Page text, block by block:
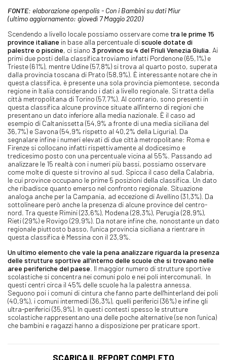
FONTE: elaborazione openpolis - Con i Bambini su dati Miur
(ultimo aggiornamento: giovedì 7 Maggio 2020)
Scendendo a livello locale possiamo osservare come tra le prime 15
province italiane in base alla percentuale discuole dotate di
palestre o piscine, ci siano 3 province su 4 del Friuli Venezia Giulia . Ai
primi due posti della classifica troviamo infatti Pordenone (65,1%) e
Trieste (61%), mentre Udine (57,8%) si trova al quarto posto, superata
dalla provincia toscana di Prato (58,9%). È interessante notare che in
questa classifica, è presente una sola provincia piemontese, seconda
regione in Italia considerando i dati a livello regionale. Si tratta della
città metropolitana di Torino (57,7%). Al contrario, sono presenti in
questa classifica alcune province situate all'interno di regioni che
presentano un dato inferiore alla media nazionale. È il caso ad
esempio di Caltanissetta (54,9% a fronte di una media siciliana del
36,7%) e Savona (54,9% rispetto al 40,2% della Liguria). Da
segnalare infine i numeri elevati di due città metropolitane: Roma e
Firenze si collocano infatti rispettivamente al dodicesimo e
tredicesimo posto con una percentuale vicina al 55%. Passando ad
analizzare le 15 realtà con i numeri più bassi, possiamo osservare
come molte di queste si trovino al sud. Spicca il caso della Calabria,
le cui province occupano le prime 5 posizioni della classifica. Un dato
che ribadisce quanto emerso nel confronto regionale. Situazione
analoga anche per la Campania, ad eccezione di Avellino (31,3%). Da
sottolineare però anche la presenza di alcune province del centro-
nord. Tra queste Rimini (23,6%), Modena (28,3%), Perugia (28,9%),
Rieti (29%) e Rovigo (29,9%). Da notare infine che, nonostante un dato
regionale piuttosto basso, l'unica provincia siciliana a rientrare in
questa classifica è Messina con il 23,9%.
Un ultimo elemento che vale la pena analizzare riguarda la presenza
delle strutture sportive all'interno delle scuole che si trovano nelle
aree periferiche del paese . Il maggior numero di strutture sportive
scolastiche si concentra nei comuni polo e nei poli intercomunali. In
questi centri circa il 45% delle scuole ha la palestra annessa.
Seguono poi i comuni di cintura che fanno parte dell'hinterland dei poli
(40,9%), i comuni intermedi (36,3%), quelli periferici (36%) e infine gli
ultra-periferici (35,9%). In questi contesti spesso le strutture
scolastiche rappresentano una delle poche alternative (se non l'unica)
che bambini e ragazzi hanno a disposizione per praticare sport.
SCARICA IL REPORT COMPLETO